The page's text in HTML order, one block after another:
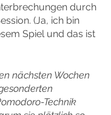
durch
(Ja, ich bin
Spiel und das ist
nächsten Wochen
Technik